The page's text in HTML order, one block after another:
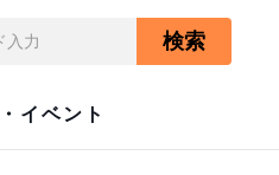
イベント
検索